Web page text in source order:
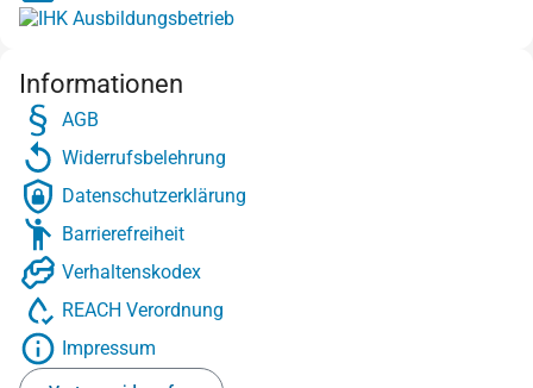
Informationen
AGB
Widerrufsbelehrung
Datenschutzerklärung
Barrierefreiheit
Verhaltenskodex
REACH Verordnung
Impressum